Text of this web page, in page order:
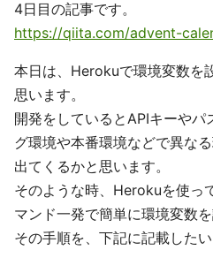
4日目の記事です。
https://qiita.com/advent-
本日は、Herokuで環境変数を
思います。
開発をしているとAPIキーや
グ環境や本番環境などで異な
出てくるかと思います。
そのような時、Herokuを使っ
マンド一発で簡単に環境変数
その手順を、下記に記載したい